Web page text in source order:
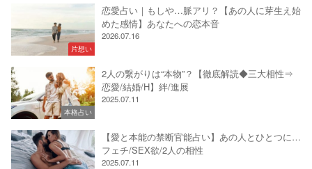
片想い
恋愛占い｜もしや…脈アリ？【あの人に芽生え始
めた感情】あなたへの恋本音
2026.07.16
本格占い
2人の繋がりは“本物”？【徹底解読◆三大相性⇒
恋愛/結婚/H】絆/進展
2025.07.11
【愛と本能の禁断官能占い】あの人とひとつに…
フェチ/SEX欲/2人の相性
2025.07.11